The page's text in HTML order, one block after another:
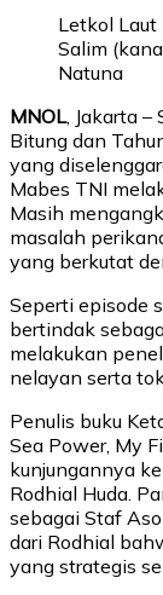
Letkol Laut
Salim
Natuna
MNOL, Jakarta
Bitung dan
yang
Mabes TNI
Masih
masalah
yang berkutat
Seperti episode
bertindak
melakukan
nelayan serta
Penulis buku
Sea Power, My
kunjungannya
Rodhial Huda.
sebagai Staf
dari Rodhial
yang strategis